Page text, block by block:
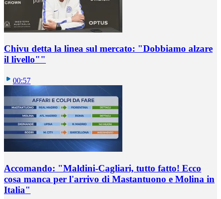
Chivu detta la linea sul mercato: "Dobbiamo alzare
il livello""
00:57
Accomando: "Maldini-Cagliari, tutto fatto! Ecco
cosa manca per l'arrivo di Mastantuono e Molina in
Italia"